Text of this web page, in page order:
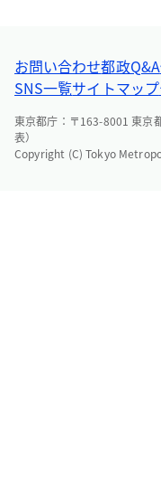
お問い合わせ都政Q&A
SNS一覧サイトマップ
東京都庁：〒163-8001 東京
表）
Copyright (C) Tokyo